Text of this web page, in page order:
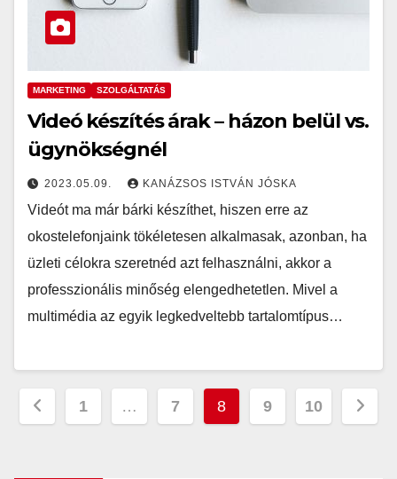
MARKETING SZOLGÁLTATÁS
Videó készítés árak – házon belül vs.
ügynökségnél
2023.05.09. KANÁZSOS ISTVÁN JÓSKA
Videót ma már bárki készíthet, hiszen erre az
okostelefonjaink tökéletesen alkalmasak, azonban, ha
üzleti célokra szeretnéd azt felhasználni, akkor a
professzionális minőség elengedhetetlen. Mivel a
multimédia az egyik legkedveltebb tartalomtípus…
Bejegyzések
1 … 7 8 9 10